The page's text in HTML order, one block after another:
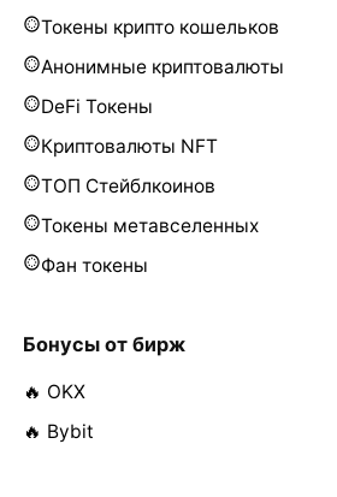
Токены крипто кошельков
Анонимные криптовалюты
DeFi Токены
Криптовалюты NFT
ТОП Стейблкоинов
Токены метавселенных
Фан токены
Бонусы от бирж
🔥 OKX
🔥 Bybit